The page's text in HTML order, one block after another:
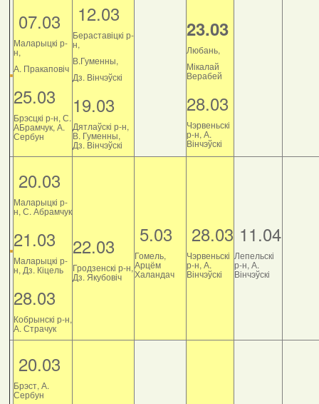
07.03
Маларыцкі р-
н,
А. Пракаповіч
25.03
Брэсцкі р-н, С.
АБрамчук, А.
Сербун
12.03
Бераставіцкі р-
н,
В.Гуменны,
Дз. Вінчэўскі
19.03
Дятлаўскі р-н,
В. Гуменны,
Дз. Вінчэўскі
23.03
Любань,
Мікалай
Верабей
28.03
Чэрвеньскі
р-н, А.
Вінчэўскі
20.03
Маларыцкі р-
н, С. Абрамчук
21.03
Маларыцкі р-
н, Дз. Кіцель
28.03
Кобрынскі р-н,
А. Страчук
22.03
Гродзенскі р-н,
Дз. Якубовіч
5.03
Гомель,
Арцём
Халандач
28.03
Чэрвеньскі
р-н, А.
Вінчэўскі
11.04
Лепельскі
р-н, А.
Вінчэўскі
20.03
Брэст, А.
Сербун